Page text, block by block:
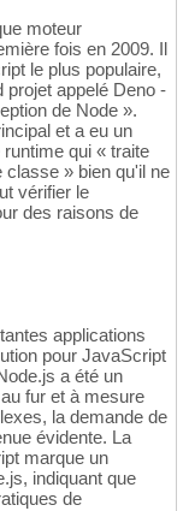
moteur
fois en 2009. Il
le plus populaire,
projet appelé Deno -
de Node ».
et a eu un
qui « traite
» bien qu'il ne
vérifier le
des raisons de
applications
pour JavaScript
a été un
fur et à mesure
la demande de
évidente. La
marque un
indiquant que
de